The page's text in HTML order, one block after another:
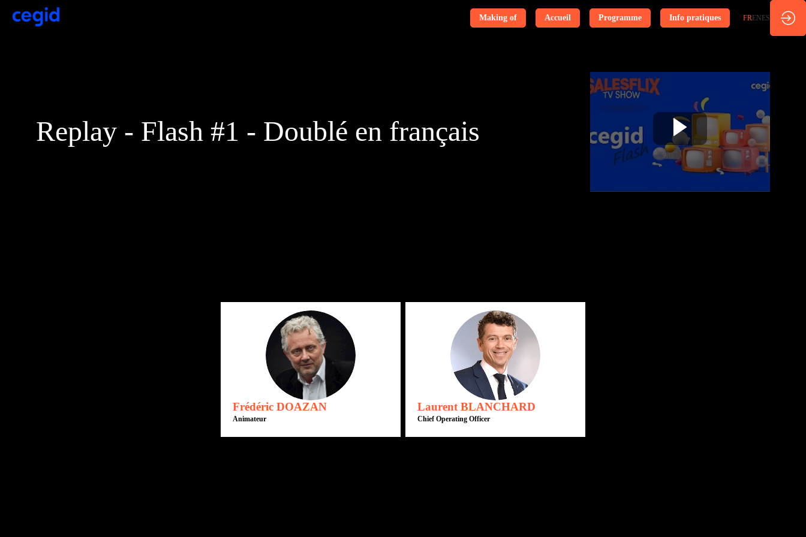
Making of Accueil Programme Info pratiques FRENES
Replay - Flash #1 - Doublé en français
FD
Frédéric DOAZAN
Animateur
LB
Laurent BLANCHARD
Chief Operating Officer